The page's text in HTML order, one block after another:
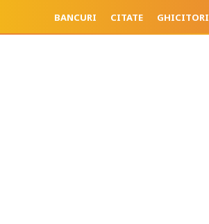
BANCURI CITATE GHICITORI